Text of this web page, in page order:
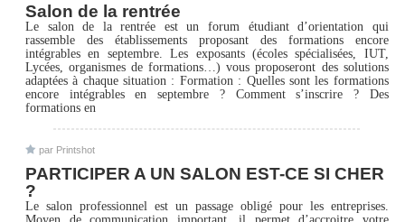
Salon de la rentrée
Le salon de la rentrée est un forum étudiant d’orientation qui
rassemble des établissements proposant des formations encore
intégrables en septembre. Les exposants (écoles spécialisées, IUT,
Lycées, organismes de formations…) vous proposeront des solutions
adaptées à chaque situation : Formation : Quelles sont les formations
encore intégrables en septembre ? Comment s’inscrire ? Des
formations en
par Printshot
PARTICIPER A UN SALON EST-CE SI CHER
?
Le salon professionnel est un passage obligé pour les entreprises.